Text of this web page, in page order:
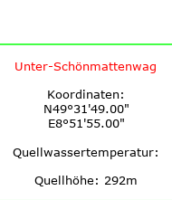
Unter-Schönmattenwag
Koordinaten:
N49°31'49.00"
E8°51'55.00"
Quellwassertemperatur:
Quellhöhe: 292m